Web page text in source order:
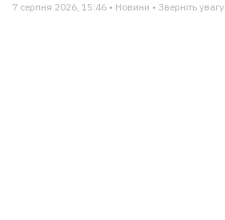
7 серпня 2026, 15:46 • Новини • Зверніть увагу